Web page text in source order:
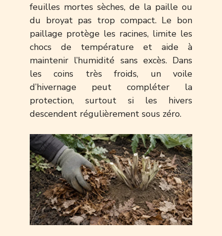
feuilles mortes sèches, de la paille ou
du broyat pas trop compact. Le bon
paillage protège les racines, limite les
chocs de température et aide à
maintenir l’humidité sans excès. Dans
les coins très froids, un voile
d’hivernage peut compléter la
protection, surtout si les hivers
descendent régulièrement sous zéro.